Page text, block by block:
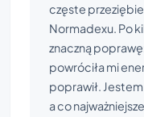
częste
Normadexu. Po
znaczną
powróciła mi
poprawił.
a co